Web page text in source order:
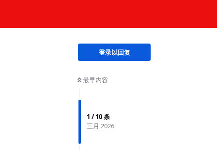
登录以回复
最早内容
1 /10条
三月 2026